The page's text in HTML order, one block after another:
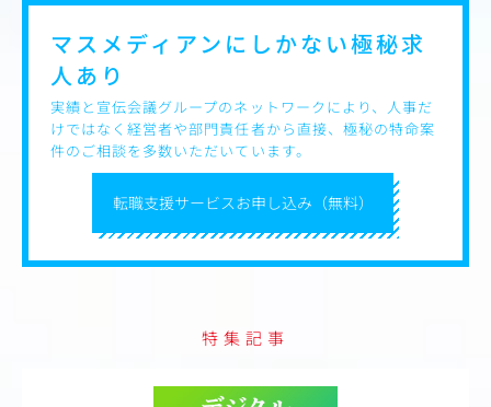
Web広告運用の専門性を高めつつ、データ分析や改善提案
を通じて、Webマーケティング全体のスキルを身につけら
れる環境です。
ーケターとしての市場価値を高めることができます。
また、プランナーと密に連携し、企画段階から関われるチ
ャンスもあります。
転職支援サービスお申し込み（無料）
マスメディアンにしかない極秘求
人あり
実績と宣伝会議グループのネットワークにより、人事だ
けではなく経営者や部門責任者から直接、極秘の特命案
件のご相談を多数いただいています。
特集記事